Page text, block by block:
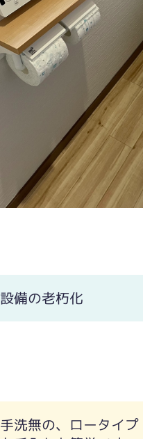
設備の老朽化
手洗無の、ロータイ